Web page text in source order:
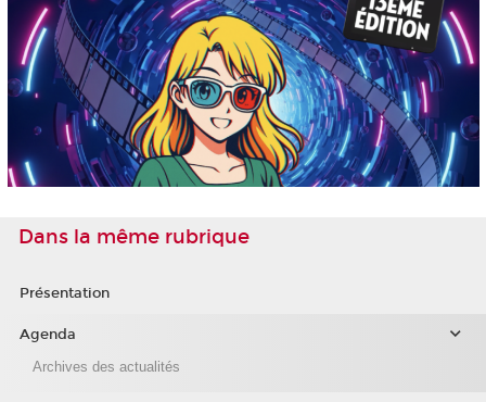
Dans la même rubrique
Présentation
Agenda
Archives des actualités